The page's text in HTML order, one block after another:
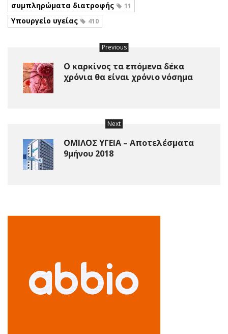
συμπληρώματα διατροφής 11
Υπουργείο υγείας 410
Previous
Ο καρκίνος τα επόμενα δέκα
χρόνια θα είναι χρόνιο νόσημα
Next
ΟΜΙΛΟΣ ΥΓΕΙΑ – Αποτελέσματα
9μήνου 2018